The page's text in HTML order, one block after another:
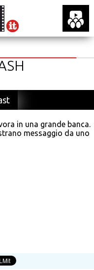
in una grande banca.
messaggio da uno